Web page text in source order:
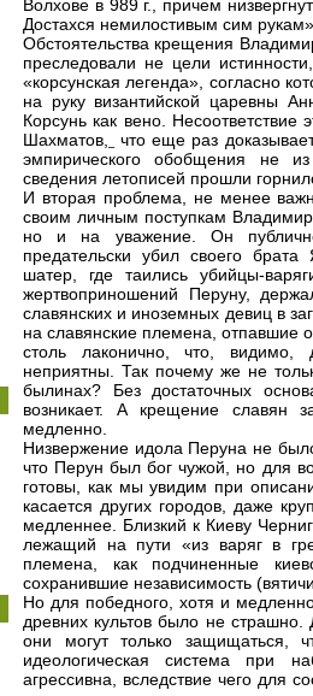
Волхове в 989 г., причем
Достахся немилостивым сим рукам».
Обстоятельства крещения
преследовали не цели
«корсунская легенда», согласно
на руку византийской царевны
Корсунь как вено. Несоответствие
Шахматов,
что еще раз
эмпирического обобщения не
сведения летописей прошли
И вторая проблема, не менее
своим личным поступкам Владимир
но и на уважение. Он
предательски убил своего
шатер, где таились убийцы-
жертвоприношений Перуну,
славянских и иноземных девиц в
на славянские племена, отпавшие
столь лаконично, что, видимо,
неприятны. Так почему же не
былинах? Без достаточных
возникает. А крещение славян
медленно.
Низвержение идола Перуна не
что Перун был бог чужой, но для
готовы, как мы увидим при
касается других городов, даже
медленнее. Близкий к Киеву
лежащий на пути «из варяг в
племена, как подчиненные
сохранившие независимость
Но для победного, хотя и
древних культов было не
они могут только защищаться,
идеологическая система при
агрессивна, вследствие чего для